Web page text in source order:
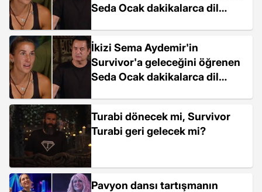
Seda Ocak dakikalarca dil
İkizi Sema Aydemir'in
Survivor'a geleceğini öğrenen
Seda Ocak dakikalarca dil
Turabi dönecek mi, Survivor
Turabi geri gelecek mi?
Pavyon dansı tartışmanın